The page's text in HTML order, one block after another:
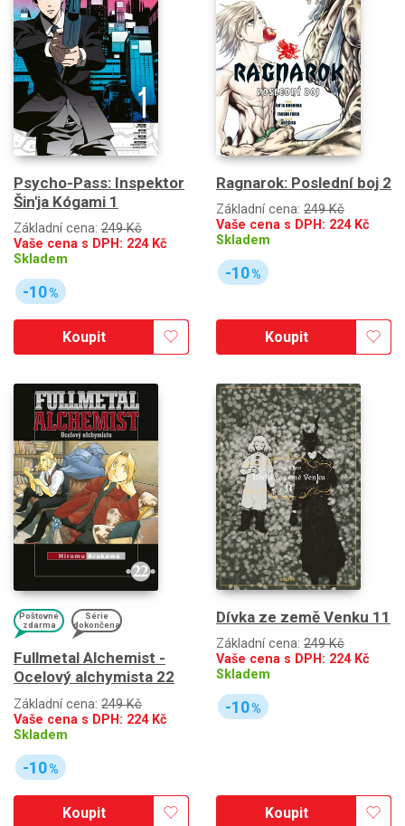
Psycho-Pass: Inspektor
Šin'ja Kógami 1
Základní cena: 249 Kč
Vaše cena s DPH: 224Kč
Skladem
-10%
Koupit
Ragnarok: Poslední boj 2
Základní cena: 249 Kč
Vaše cena s DPH: 224Kč
Skladem
-10%
Koupit
Poštovné
zdarma
Série
dokončena
Fullmetal Alchemist -
Ocelový alchymista 22
Základní cena: 249 Kč
Vaše cena s DPH: 224Kč
Skladem
-10%
Koupit
Dívka ze země Venku 11
Základní cena: 249 Kč
Vaše cena s DPH: 224Kč
Skladem
-10%
Koupit